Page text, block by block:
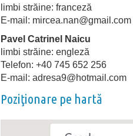
limbi străine: franceză
E-mail: mircea.nan@gmail.com
Pavel Catrinel Naicu
limbi străine: engleză
Telefon: +40 745 652 256
E-mail: adresa9@hotmail.com
Poziţionare pe hartă